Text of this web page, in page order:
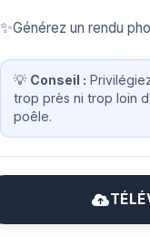
✨Générez un rendu
💡 Conseil :
trop près ni trop loin
poêle.